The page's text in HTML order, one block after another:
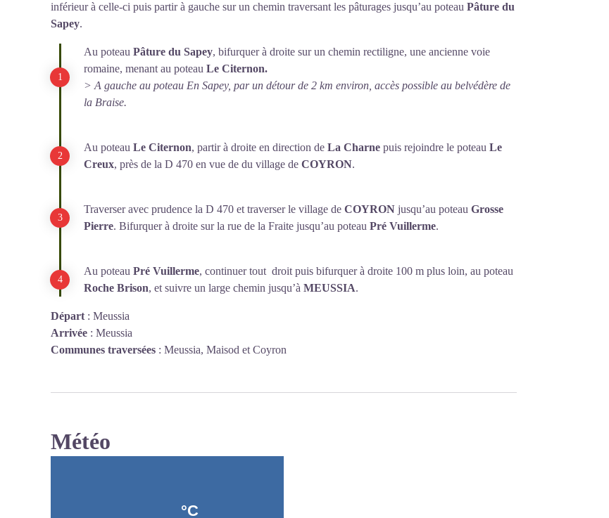
inférieur à celle-ci puis partir à gauche sur un chemin traversant les pâturages jusqu’au poteau Pâture du
Sapey.
Au poteau Pâture du Sapey, bifurquer à droite sur un chemin rectiligne, une ancienne voie
romaine, menant au poteau Le Citernon.
> A gauche au poteau En Sapey, par un détour de 2 km environ, accès possible au belvédère de
la Braise.
Au poteau Le Citernon, partir à droite en direction de La Charne puis rejoindre le poteau Le
Creux, près de la D 470 en vue de du village de COYRON.
Traverser avec prudence la D 470 et traverser le village de COYRON jusqu’au poteau Grosse
Pierre. Bifurquer à droite sur la rue de la Fraite jusqu’au poteau Pré Vuillerme.
Au poteau Pré Vuillerme, continuer tout droit puis bifurquer à droite 100 m plus loin, au poteau
Roche Brison, et suivre un large chemin jusqu’à MEUSSIA.
Départ : Meussia
Arrivée : Meussia
Communes traversées : Meussia, Maisod et Coyron
Météo